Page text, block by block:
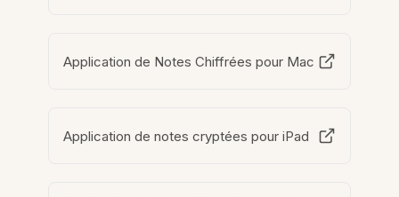
Application de Notes Chiffrées pour Mac
Application de notes cryptées pour iPad